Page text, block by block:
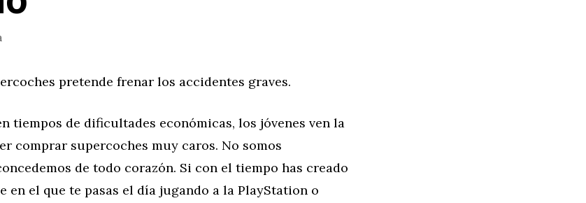
pretende frenar los accidentes graves.
tiempos de dificultades económicas, los jóvenes ven la
comprar supercoches muy caros. No somos
de todo corazón. Si con el tiempo has creado
en el que te pasas el día jugando a la PlayStation o